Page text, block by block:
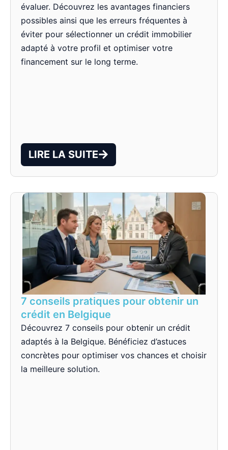
évaluer. Découvrez les avantages financiers
possibles ainsi que les erreurs fréquentes à
éviter pour sélectionner un crédit immobilier
adapté à votre profil et optimiser votre
financement sur le long terme.
LIRE LA SUITE
7 conseils pratiques pour obtenir un
crédit en Belgique
Découvrez 7 conseils pour obtenir un crédit
adaptés à la Belgique. Bénéficiez d’astuces
concrètes pour optimiser vos chances et choisir
la meilleure solution.